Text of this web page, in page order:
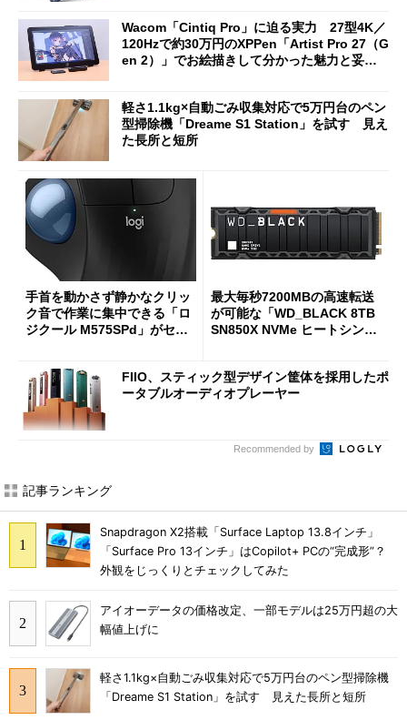
Wacom「Cintiq Pro」に迫る実力 27型4K／
120Hzで約30万円のXPPen「Artist Pro 27（G
en 2）」でお絵描きして分かった魅力と妥協
軽さ1.1kg×自動ごみ収集対応で5万円台のペン
型掃除機「Dreame S1 Station」を試す 見え
た長所と短所
手首を動かさず静かなクリッ
ク音で作業に集中できる「ロ
ジクール M575SPd」がセー
最大毎秒7200MBの高速転送
が可能な「WD_BLACK 8TB
SN850X NVMe ヒートシンク
FIIO、スティック型デザイン筐体を採用したポ
ータブルオーディオプレーヤー
Recommended by
記事ランキング
Snapdragon X2搭載「Surface Laptop 13.8インチ」
「Surface Pro 13インチ」はCopilot+ PCの“完成形”？
外観をじっくりとチェックしてみた
アイオーデータの価格改定、一部モデルは25万円超の大
幅値上げに
軽さ1.1kg×自動ごみ収集対応で5万円台のペン型掃除機
「Dreame S1 Station」を試す 見えた長所と短所